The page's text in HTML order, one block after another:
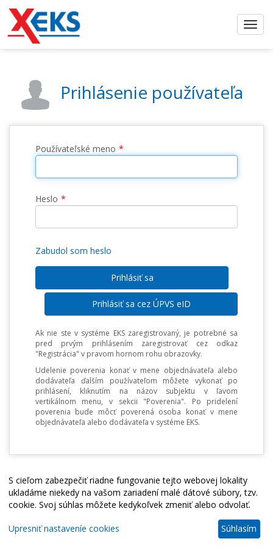
Prihlásenie používateľa
Používateľské meno
Heslo
Zabudol som heslo
Prihlásiť sa cez ÚPVS eID
Ak nie ste v systéme EKS zaregistrovaný, je potrebné sa
pred prvým prihlásením zaregistrovať cez odkaz
"Registrácia" v pravom hornom rohu obrazovky.
Udelenie poverenia konať v mene objednávateľa alebo
dodávateľa ďalším používateľom môžete vykonať po
prihlásení, kliknutím na názov subjektu v ľavom
vertikálnom menu, v sekcii "Poverenia". Po pridelení
poverenia bude môcť poverená osoba konať v mene
objednávateľa alebo dodávateľa v systéme EKS.
S cieľom zabezpečiť riadne fungovanie tejto webovej lokality
ukladáme niekedy na vašom zariadení malé dátové súbory, tzv.
cookie. Svoj súhlas môžete kedykoľvek zmeniť alebo odvolať.
Upresniť nastaveníe cookies Súhlasím